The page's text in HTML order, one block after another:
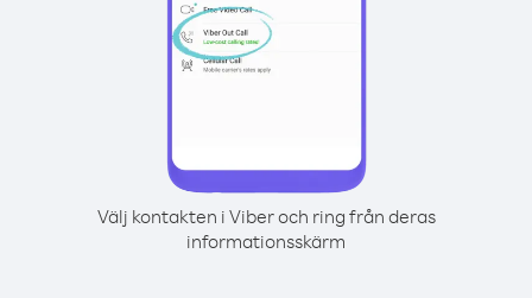
Välj kontakten i Viber och ring från deras
informationsskärm